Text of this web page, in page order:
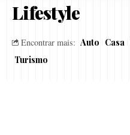
Lifestyle
Encontrar mais: Auto Casa
Turismo